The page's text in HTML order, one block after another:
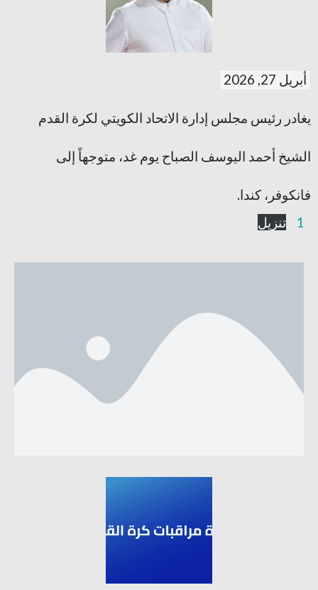
أبريل 27, 2026
يغادر رئيس مجلس إدارة الاتحاد الكويتي لكرة القدم
الشيخ أحمد اليوسف الصباح يوم غد، متوجهاً إلى
فانكوفر، كندا.
1 تنزيل